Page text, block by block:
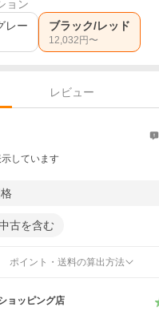
ョン
レー ブラック/レッド
12,032 円〜
レビュー
しています
古を含む
ポイント・送料の算出方法
ョッピング店